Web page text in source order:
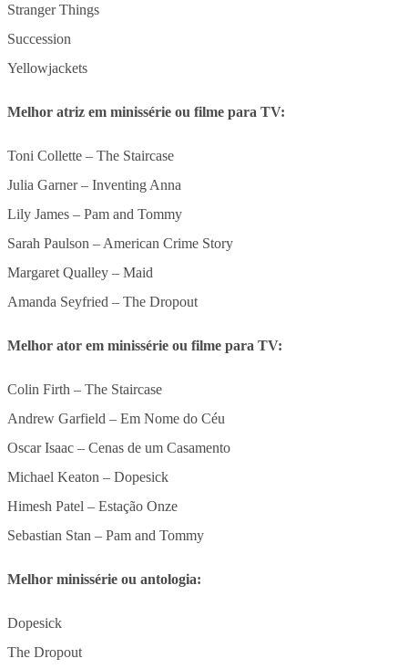
Stranger Things
Succession
Yellowjackets
Melhor atriz em minissérie ou filme para TV:
Toni Collette – The Staircase
Julia Garner – Inventing Anna
Lily James – Pam and Tommy
Sarah Paulson – American Crime Story
Margaret Qualley – Maid
Amanda Seyfried – The Dropout
Melhor ator em minissérie ou filme para TV:
Colin Firth – The Staircase
Andrew Garfield – Em Nome do Céu
Oscar Isaac – Cenas de um Casamento
Michael Keaton – Dopesick
Himesh Patel – Estação Onze
Sebastian Stan – Pam and Tommy
Melhor minissérie ou antologia:
Dopesick
The Dropout